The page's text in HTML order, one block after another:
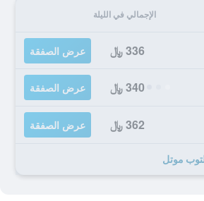
الإجمالي في الليلة
336 ﷼ عرض الصفقة
340 ﷼ عرض الصفقة
362 ﷼ عرض الصفقة